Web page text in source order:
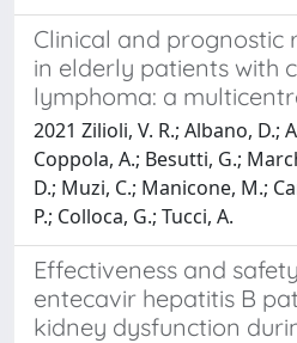
Clinical and prognostic
in elderly patients with
lymphoma: a
2021 Zilioli, V. R.; Albano, D.;
Coppola, A.; Besutti, G.;
D.; Muzi, C.; Manicone, M.;
P.; Colloca, G.; Tucci, A.
Effectiveness and
entecavir hepatitis B
kidney dysfunction